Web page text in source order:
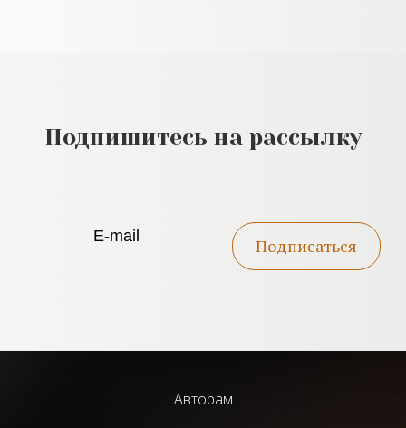
Подпишитесь на рассылку
Подписаться
Авторам